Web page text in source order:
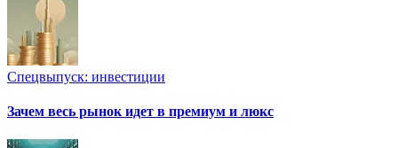
Спецвыпуск: инвестиции
Зачем весь рынок идет в премиум и люкс